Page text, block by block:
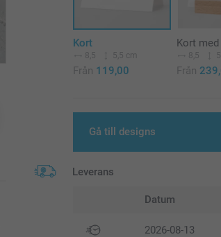
Kort
8,5 5,5 cm
Från 119,00
Kort
8,5
Från
Gå till designs
Leverans
Datum
2026-08-13